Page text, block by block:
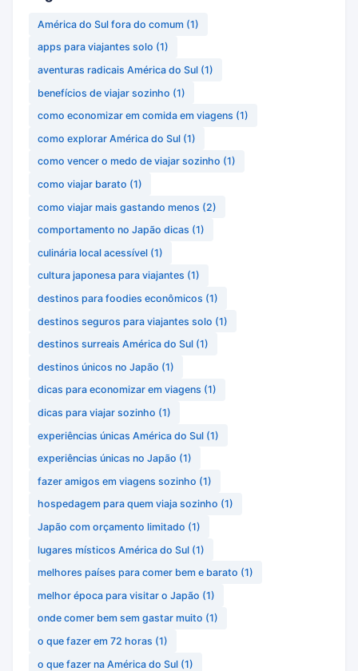
América do Sul fora do comum (1)
apps para viajantes solo (1)
aventuras radicais América do Sul (1)
benefícios de viajar sozinho (1)
como economizar em comida em viagens (1)
como explorar América do Sul (1)
como vencer o medo de viajar sozinho (1)
como viajar barato (1)
como viajar mais gastando menos (2)
comportamento no Japão dicas (1)
culinária local acessível (1)
cultura japonesa para viajantes (1)
destinos para foodies econômicos (1)
destinos seguros para viajantes solo (1)
destinos surreais América do Sul (1)
destinos únicos no Japão (1)
dicas para economizar em viagens (1)
dicas para viajar sozinho (1)
experiências únicas América do Sul (1)
experiências únicas no Japão (1)
fazer amigos em viagens sozinho (1)
hospedagem para quem viaja sozinho (1)
Japão com orçamento limitado (1)
lugares místicos América do Sul (1)
melhores países para comer bem e barato (1)
melhor época para visitar o Japão (1)
onde comer bem sem gastar muito (1)
o que fazer em 72 horas (1)
o que fazer na América do Sul (1)